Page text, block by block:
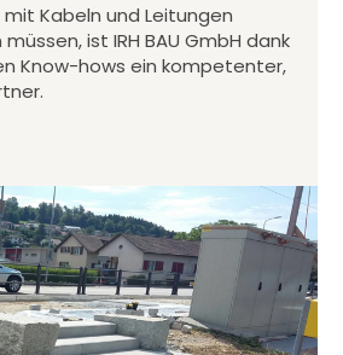
Kabeln und Leitungen
ist IRH BAU GmbH dank
Know-hows ein kompetenter,